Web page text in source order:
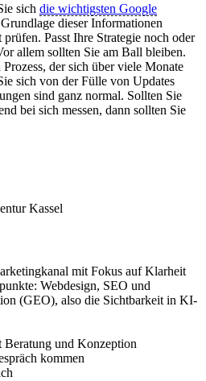
sich die wichtigsten Google
dieser Informationen
Passt Ihre Strategie noch oder
allem sollten Sie am Ball bleiben.
der sich über viele Monate
sich von der Fülle von Updates
sind ganz normal. Sollten Sie
bei sich messen, dann sollten Sie
Kassel
mit Fokus auf Klarheit
Webdesign, SEO und
(GEO), also die Sichtbarkeit in KI-
Beratung und Konzeption
kommen